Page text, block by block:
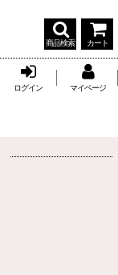
商品検索 カート
ログイン マイページ